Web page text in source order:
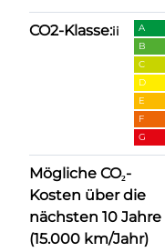
CO2-Klasse:ii
A
B
C
D
E
F
G
Mögliche CO₂-
Kosten über die
nächsten 10 Jahre
(15.000 km/Jahr)